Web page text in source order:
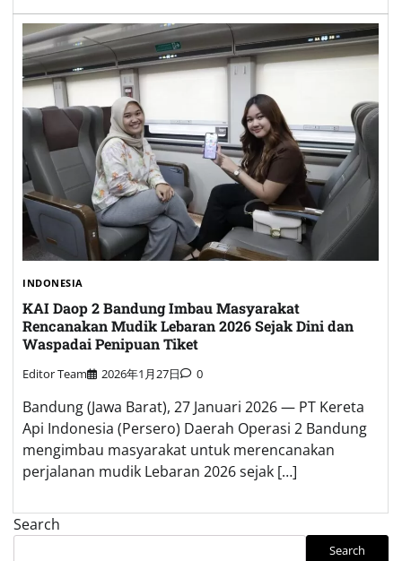
INDONESIA
KAI Daop 2 Bandung Imbau Masyarakat
Rencanakan Mudik Lebaran 2026 Sejak Dini dan
Waspadai Penipuan Tiket
Editor Team 2026年1月27日 0
Bandung (Jawa Barat), 27 Januari 2026 — PT Kereta
Api Indonesia (Persero) Daerah Operasi 2 Bandung
mengimbau masyarakat untuk merencanakan
perjalanan mudik Lebaran 2026 sejak […]
Search
Search